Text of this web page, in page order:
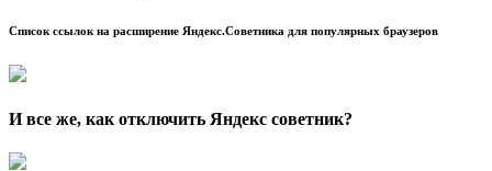
Список ссылок на расширение Яндекс.Советника для популярных браузеров
И все же, как отключить Яндекс советник?